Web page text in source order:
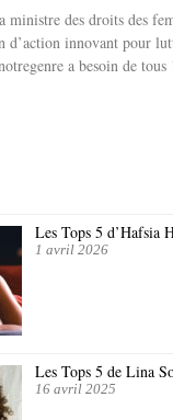
ministre des droits des
d’action innovant pour
a besoin de tous
Les Tops 5 d’Hafsia
1 avril 2026
Les Tops 5 de Lina
16 avril 2025